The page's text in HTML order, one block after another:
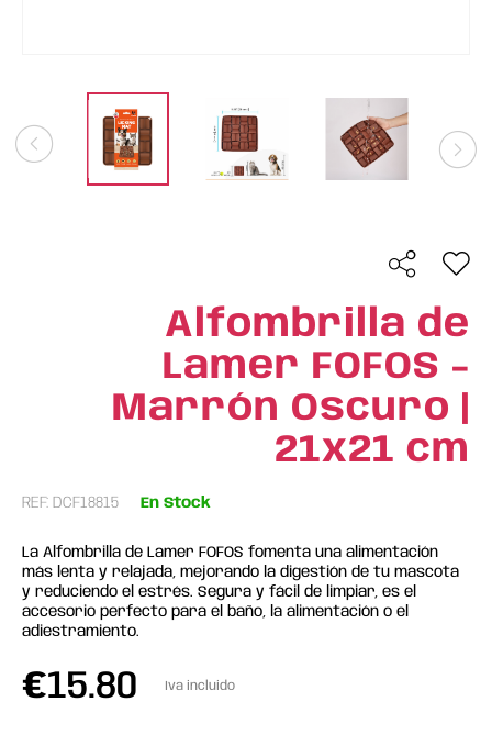
Alfombrilla de
Lamer FOFOS -
Marrón Oscuro |
21x21 cm
REF: DCF18815 En Stock
La Alfombrilla de Lamer FOFOS fomenta una alimentación
más lenta y relajada, mejorando la digestión de tu mascota
y reduciendo el estrés. Segura y fácil de limpiar, es el
accesorio perfecto para el baño, la alimentación o el
adiestramiento.
€15.80 Iva incluido